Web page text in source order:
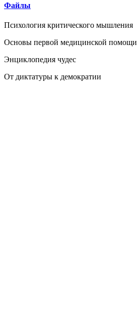
Файлы
Психология критического мышления
Основы первой медицинской помощи
Энциклопедия чудес
От диктатуры к демократии